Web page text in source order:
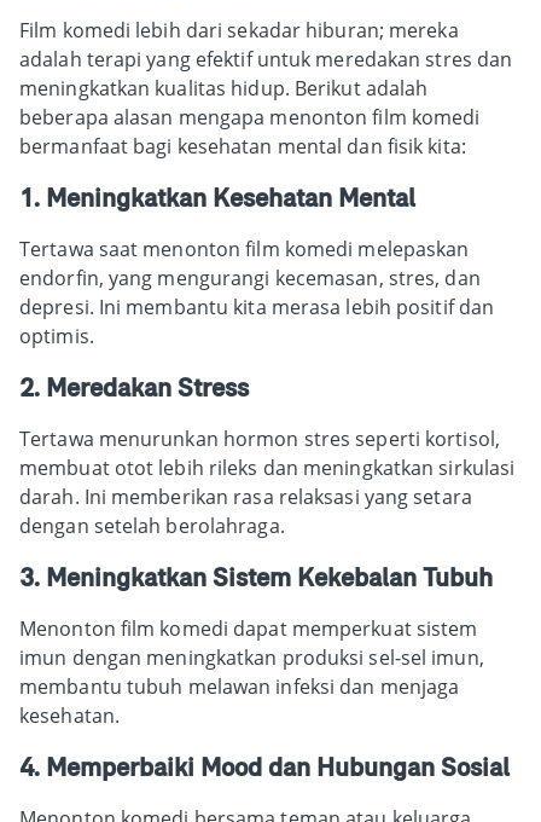
Film komedi lebih dari sekadar hiburan; mereka
adalah terapi yang efektif untuk meredakan stres dan
meningkatkan kualitas hidup. Berikut adalah
beberapa alasan mengapa menonton film komedi
bermanfaat bagi kesehatan mental dan fisik kita:
1. Meningkatkan Kesehatan Mental
Tertawa saat menonton film komedi melepaskan
endorfin, yang mengurangi kecemasan, stres, dan
depresi. Ini membantu kita merasa lebih positif dan
optimis.
2. Meredakan Stress
Tertawa menurunkan hormon stres seperti kortisol,
membuat otot lebih rileks dan meningkatkan sirkulasi
darah. Ini memberikan rasa relaksasi yang setara
dengan setelah berolahraga.
3. Meningkatkan Sistem Kekebalan Tubuh
Menonton film komedi dapat memperkuat sistem
imun dengan meningkatkan produksi sel-sel imun,
membantu tubuh melawan infeksi dan menjaga
kesehatan.
4. Memperbaiki Mood dan Hubungan Sosial